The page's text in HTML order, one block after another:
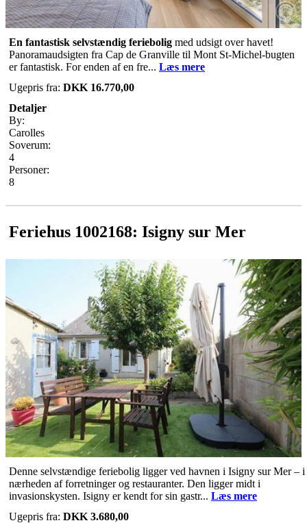
En fantastisk selvstændig feriebolig med udsigt over havet!
Panoramaudsigten fra Cap de Granville til Mont St-Michel-bugten
er fantastisk. For enden af en fre... Læs mere
Ugepris fra: DKK 16.770,00
Detaljer
By:
Carolles
Soverum:
4
Personer:
8
Feriehus 1002168: Isigny sur Mer
Denne selvstændige feriebolig ligger ved havnen i Isigny sur Mer – i
nærheden af forretninger og restauranter. Den ligger midt i
invasionskysten. Isigny er kendt for sin gastr... Læs mere
Ugepris fra: DKK 3.680,00